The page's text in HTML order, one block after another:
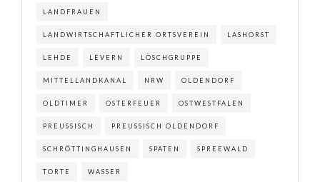
LANDFRAUEN
LANDWIRTSCHAFTLICHER ORTSVEREIN LASHORST
LEHDE LEVERN LÖSCHGRUPPE
MITTELLANDKANAL NRW OLDENDORF
OLDTIMER OSTERFEUER OSTWESTFALEN
PREUSSISCH PREUSSISCH OLDENDORF
SCHRÖTTINGHAUSEN SPATEN SPREEWALD
TORTE WASSER